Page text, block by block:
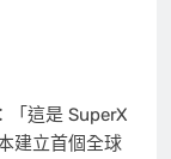
「這是 SuperX
建立首個全球